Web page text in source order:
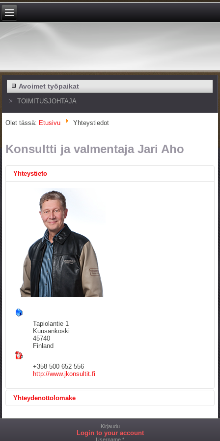
Avoimet työpaikat
TOIMITUSJOHTAJA
Olet tässä: Etusivu Yhteystiedot
Konsultti ja valmentaja Jari Aho
Yhteystieto
Tapiolantie 1
Kuusankoski
45740
Finland
+358 500 652 556
http://www.jkonsultit.fi
Yhteydenottolomake
Kirjaudu
Login to your account
Username *